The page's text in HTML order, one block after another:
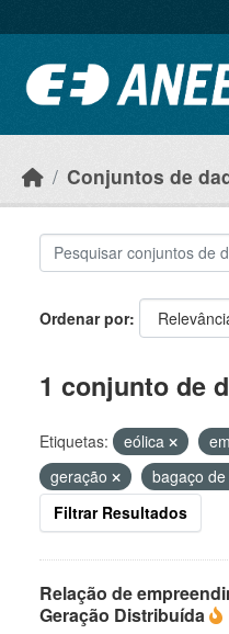
Conjuntos de
Ordenar por
1 conjunto de
Etiquetas: eólica
geração
bagaço
Filtrar Resultados
Relação de
Geração Distribuída